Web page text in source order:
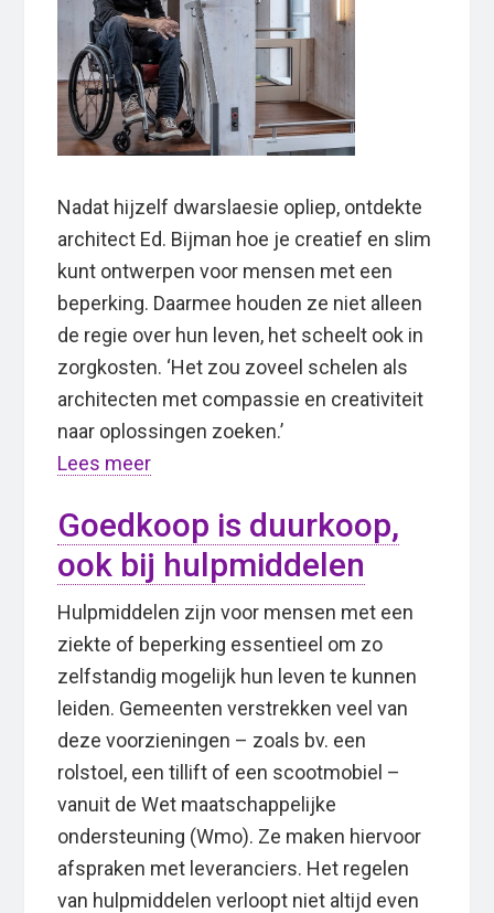
Nadat hijzelf dwarslaesie opliep, ontdekte
architect Ed. Bijman hoe je creatief en slim
kunt ontwerpen voor mensen met een
beperking. Daarmee houden ze niet alleen
de regie over hun leven, het scheelt ook in
zorgkosten. ‘Het zou zoveel schelen als
architecten met compassie en creativiteit
naar oplossingen zoeken.’
Lees meer
Goedkoop is duurkoop,
ook bij hulpmiddelen
Hulpmiddelen zijn voor mensen met een
ziekte of beperking essentieel om zo
zelfstandig mogelijk hun leven te kunnen
leiden. Gemeenten verstrekken veel van
deze voorzieningen – zoals bv. een
rolstoel, een tillift of een scootmobiel –
vanuit de Wet maatschappelijke
ondersteuning (Wmo). Ze maken hiervoor
afspraken met leveranciers. Het regelen
van hulpmiddelen verloopt niet altijd even